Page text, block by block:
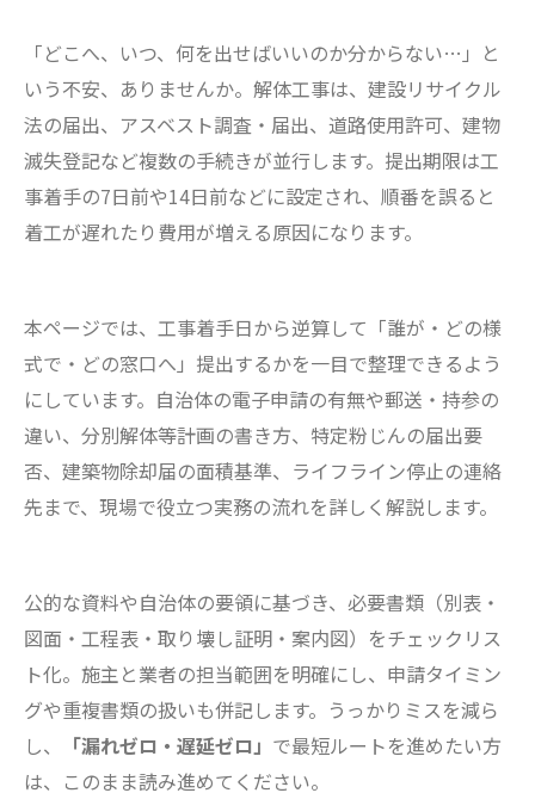
「どこへ、いつ、何を出せばいいのか分からない…」と
いう不安、ありませんか。解体工事は、建設リサイクル
法の届出、アスベスト調査・届出、道路使用許可、建物
滅失登記など複数の手続きが並行します。提出期限は工
事着手の7日前や14日前などに設定され、順番を誤ると
着工が遅れたり費用が増える原因になります。
本ページでは、工事着手日から逆算して「誰が・どの様
式で・どの窓口へ」提出するかを一目で整理できるよう
にしています。自治体の電子申請の有無や郵送・持参の
違い、分別解体等計画の書き方、特定粉じんの届出要
否、建築物除却届の面積基準、ライフライン停止の連絡
先まで、現場で役立つ実務の流れを詳しく解説します。
公的な資料や自治体の要領に基づき、必要書類（別表・
図面・工程表・取り壊し証明・案内図）をチェックリス
ト化。施主と業者の担当範囲を明確にし、申請タイミン
グや重複書類の扱いも併記します。うっかりミスを減ら
し、
「漏れゼロ・遅延ゼロ」 で最短ルートを進めたい方
は、このまま読み進めてください。